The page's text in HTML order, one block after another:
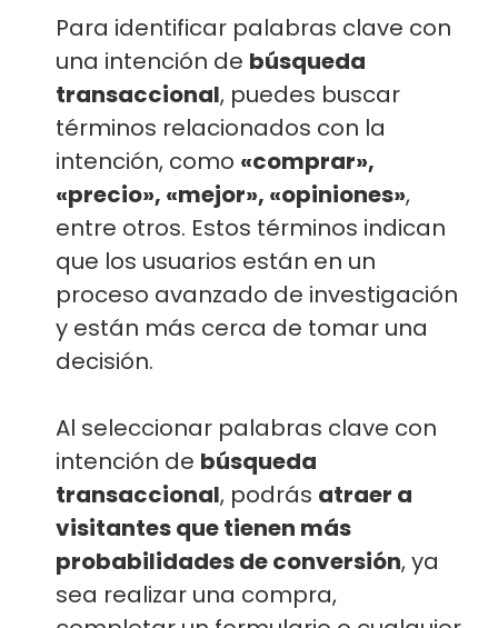
Para identificar palabras clave con
una intención de búsqueda
transaccional, puedes buscar
términos relacionados con la
intención, como «comprar»,
«precio», «mejor», «opiniones»,
entre otros. Estos términos indican
que los usuarios están en un
proceso avanzado de investigación
y están más cerca de tomar una
decisión.
Al seleccionar palabras clave con
intención de búsqueda
transaccional, podrás atraer a
visitantes que tienen más
probabilidades de conversión, ya
sea realizar una compra,